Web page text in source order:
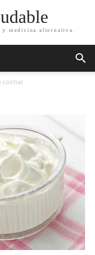
medicina alternativa.
cocinar